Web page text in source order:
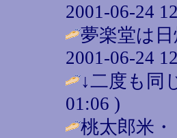
2001-06-24
夢楽堂は
2001-06-24
↓二度も同
01:06 )
桃太郎米